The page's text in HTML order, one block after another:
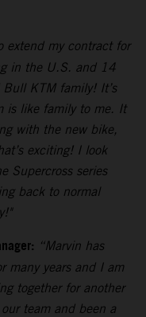
extend my contract for
in the U.S. and 14
KTM family! It’s
is like family to me. It
with the new bike,
exciting! I look
Supercross series
back to normal
“Marvin has
many years and I am
together for another
team and been a